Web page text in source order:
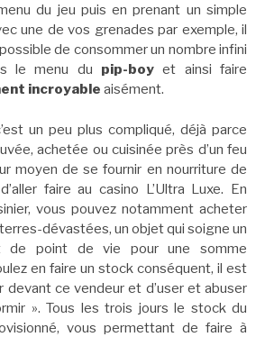
du jeu puis en prenant un simple
une de vos grenades par exemple, il
de consommer un nombre infini
le menu du pip-boy et ainsi faire
incroyable aisément.
un peu plus compliqué, déjà parce
achetée ou cuisinée près d’un feu
moyen de se fournir en nourriture de
faire au casino L’Ultra Luxe. En
vous pouvez notamment acheter
dévastées, un objet qui soigne un
de point de vie pour une somme
en faire un stock conséquent, il est
devant ce vendeur et d’user et abuser
». Tous les trois jours le stock du
vous permettant de faire à